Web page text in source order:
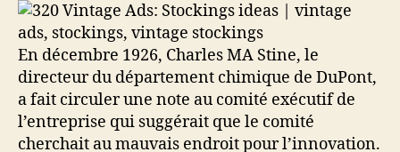
En décembre 1926, Charles MA Stine, le
directeur du département chimique de DuPont,
a fait circuler une note au comité exécutif de
l’entreprise qui suggérait que le comité
cherchait au mauvais endroit pour l’innovation.